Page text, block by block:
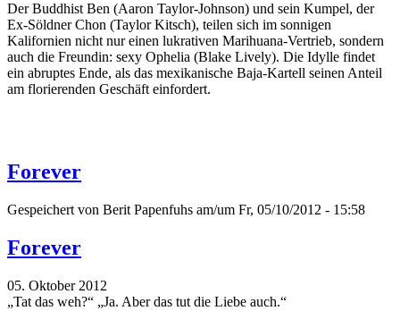
Der Buddhist Ben (Aaron Taylor-Johnson) und sein Kumpel, der
Ex-Söldner Chon (Taylor Kitsch), teilen sich im sonnigen
Kalifornien nicht nur einen lukrativen Marihuana-Vertrieb, sondern
auch die Freundin: sexy Ophelia (Blake Lively). Die Idylle findet
ein abruptes Ende, als das mexikanische Baja-Kartell seinen Anteil
am florierenden Geschäft einfordert.
Forever
Gespeichert von Berit Papenfuhs am/um Fr, 05/10/2012 - 15:58
Forever
05. Oktober 2012
„Tat das weh?“ „Ja. Aber das tut die Liebe auch.“